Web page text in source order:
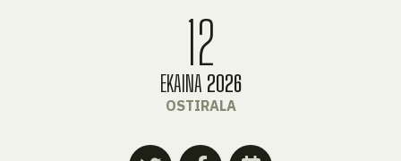
12
EKAINA 2026
OSTIRALA